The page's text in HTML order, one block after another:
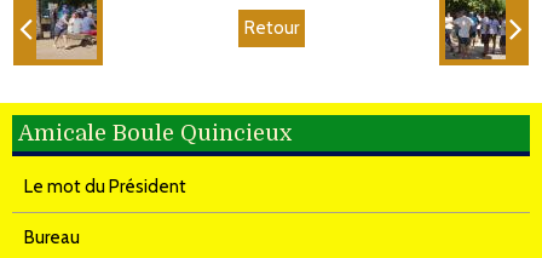
Retour
Amicale Boule Quincieux
Le mot du Président
Bureau